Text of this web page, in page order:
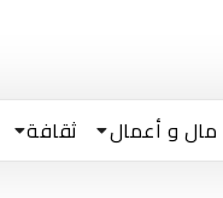
مال و أعمال ثقافة